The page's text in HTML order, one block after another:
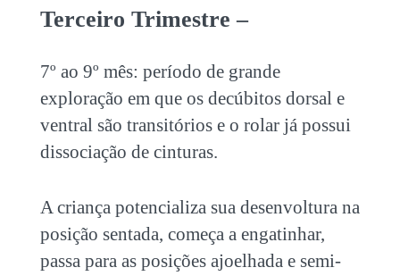
Terceiro Trimestre –
7º ao 9º mês: período de grande
exploração em que os decúbitos dorsal e
ventral são transitórios e o rolar já possui
dissociação de cinturas.
A criança potencializa sua desenvoltura na
posição sentada, começa a engatinhar,
passa para as posições ajoelhada e semi-